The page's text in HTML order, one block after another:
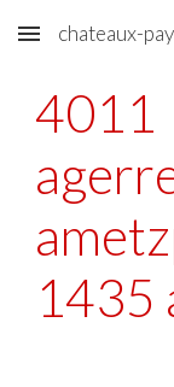
Skip to main
chateaux-
4011
1435